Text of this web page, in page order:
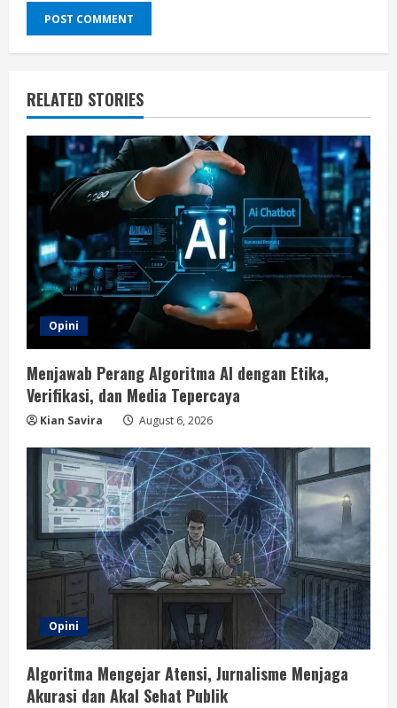
RELATED STORIES
Opini
Menjawab Perang Algoritma AI dengan Etika,
Verifikasi, dan Media Tepercaya
Kian Savira August 6, 2026
Opini
Algoritma Mengejar Atensi, Jurnalisme Menjaga
Akurasi dan Akal Sehat Publik